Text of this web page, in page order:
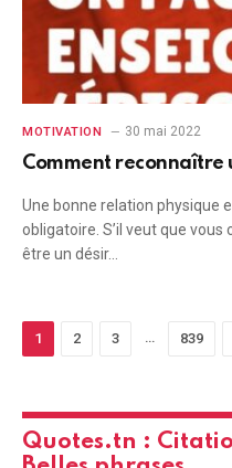
MOTIVATION 30 mai 2022
Comment reconnaître
Une bonne relation physique
obligatoire. S’il veut que
être un désir…
1 2 3 … 839
Quotes.tn :